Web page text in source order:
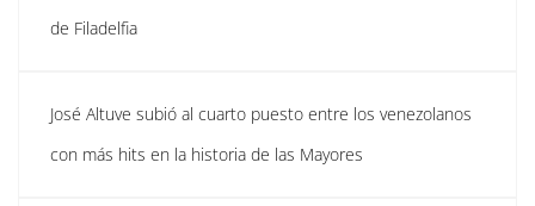
de Filadelfia
José Altuve subió al cuarto puesto entre los venezolanos
con más hits en la historia de las Mayores